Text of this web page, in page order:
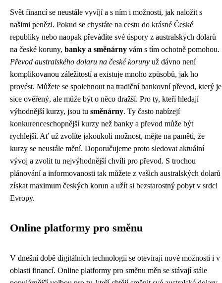
Svět financí se neustále vyvíjí a s ním i možnosti, jak naložit s
našimi penězi. Pokud se chystáte na cestu do krásné České
republiky nebo naopak převádíte své úspory z australských dolarů
na české koruny, banky a směnárny vám s tím ochotně pomohou.
Převod australského dolaru na české koruny už dávno není
komplikovanou záležitostí a existuje mnoho způsobů, jak ho
provést. Můžete se spolehnout na tradiční bankovní převod, který je
sice ověřený, ale může být o něco dražší. Pro ty, kteří hledají
výhodnější kurzy, jsou tu směnárny. Ty často nabízejí
konkurenceschopnější kurzy než banky a převod může být
rychlejší. Ať už zvolíte jakoukoli možnost, mějte na paměti, že
kurzy se neustále mění. Doporučujeme proto sledovat aktuální
vývoj a zvolit tu nejvýhodnější chvíli pro převod. S trochou
plánování a informovanosti tak můžete z vašich australských dolarů
získat maximum českých korun a užít si bezstarostný pobyt v srdci
Evropy.
Online platformy pro směnu
V dnešní době digitálních technologií se otevírají nové možnosti i v
oblasti financí. Online platformy pro směnu měn se stávají stále